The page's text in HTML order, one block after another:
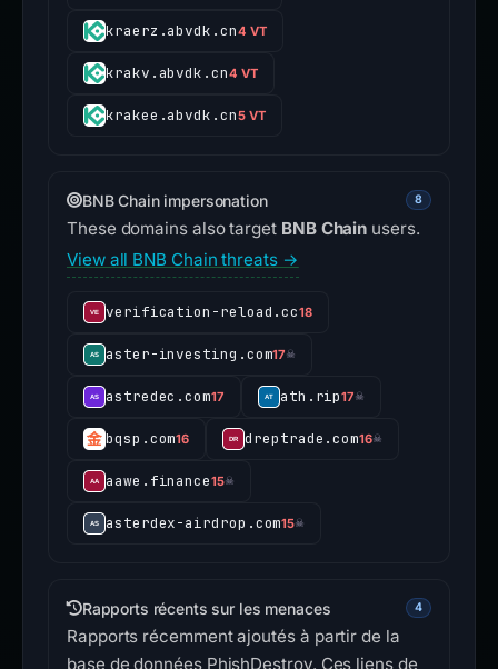
kraerz.abvdk.cn4 VT
krakv.abvdk.cn4 VT
krakee.abvdk.cn5 VT
BNB Chain impersonation 8
These domains also target BNB Chain users.
View all BNB Chain threats →
verification-reload.cc18
aster-investing.com17☠
astredec.com17 ath.rip17☠
bqsp.com16 dreptrade.com16☠
aawe.finance15☠
asterdex-airdrop.com15☠
Rapports récents sur les menaces 4
Rapports récemment ajoutés à partir de la
base de données PhishDestroy. Ces liens de